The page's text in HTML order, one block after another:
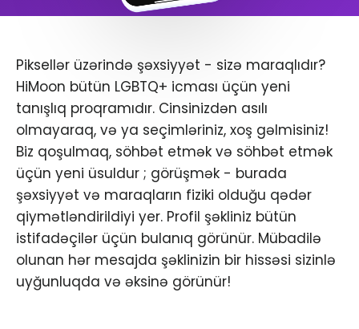
Piksellər üzərində şəxsiyyət - sizə maraqlıdır?
HiMoon bütün LGBTQ+ icması üçün yeni
tanışlıq proqramıdır. Cinsinizdən asılı
olmayaraq, və ya seçimləriniz, xoş gəlmisiniz!
Biz qoşulmaq, söhbət etmək və söhbət etmək
üçün yeni üsuldur ; görüşmək - burada
şəxsiyyət və maraqların fiziki olduğu qədər
qiymətləndirildiyi yer. Profil şəkliniz bütün
istifadəçilər üçün bulanıq görünür. Mübadilə
olunan hər mesajda şəklinizin bir hissəsi sizinlə
uyğunluqda və əksinə görünür!